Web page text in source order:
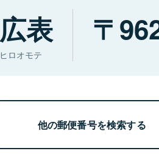
広表
ヒロオモテ
他の郵便番号を検索する